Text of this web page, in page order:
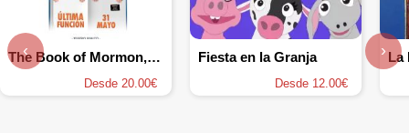
The Book of Mormon, el musical
Desde 20.00€
Fiesta en la Granja
Desde 12.00€
‹ ›